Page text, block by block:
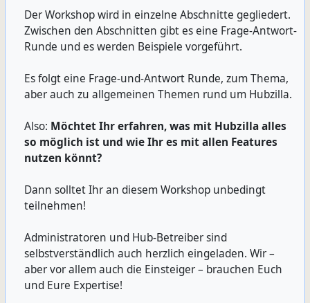
Der Workshop wird in einzelne Abschnitte gegliedert.
Zwischen den Abschnitten gibt es eine Frage-Antwort-
Runde und es werden Beispiele vorgeführt.
Es folgt eine Frage-und-Antwort Runde, zum Thema,
aber auch zu allgemeinen Themen rund um Hubzilla.
Also: Möchtet Ihr erfahren, was mit Hubzilla alles
so möglich ist und wie Ihr es mit allen Features
nutzen könnt?
Dann solltet Ihr an diesem Workshop unbedingt
teilnehmen!
Administratoren und Hub-Betreiber sind
selbstverständlich auch herzlich eingeladen. Wir –
aber vor allem auch die Einsteiger – brauchen Euch
und Eure Expertise!